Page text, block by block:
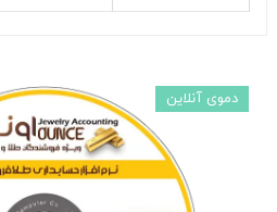
دموی آنلاین